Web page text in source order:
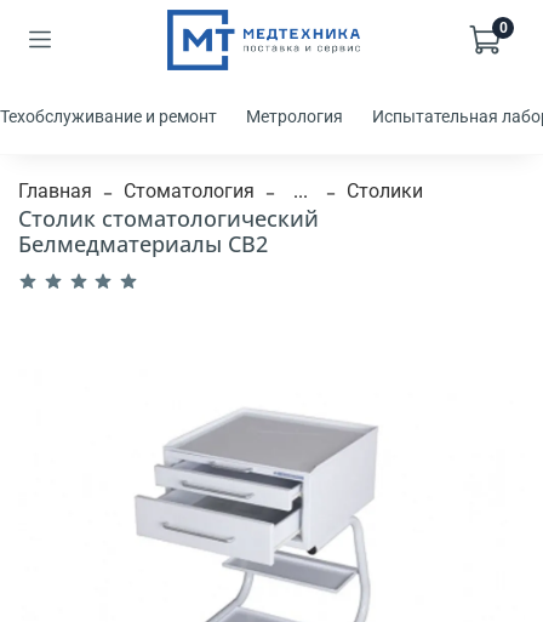
0
Техобслуживание и ремонт Метрология Испытательная
Главная Стоматология ... Столики
Столик стоматологический
Белмедматериалы СВ2